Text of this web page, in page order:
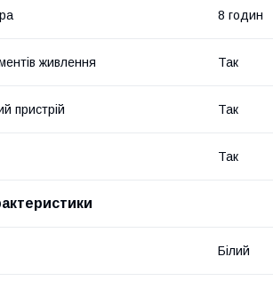
8 годин
живлення Так
пристрій Так
Так
Білий